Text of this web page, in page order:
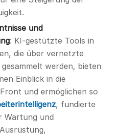
und
: KI-gestützte Tools in
die über vernetzte
werden, bieten
Einblick in die
und ermöglichen so
, fundierte
Wartung und